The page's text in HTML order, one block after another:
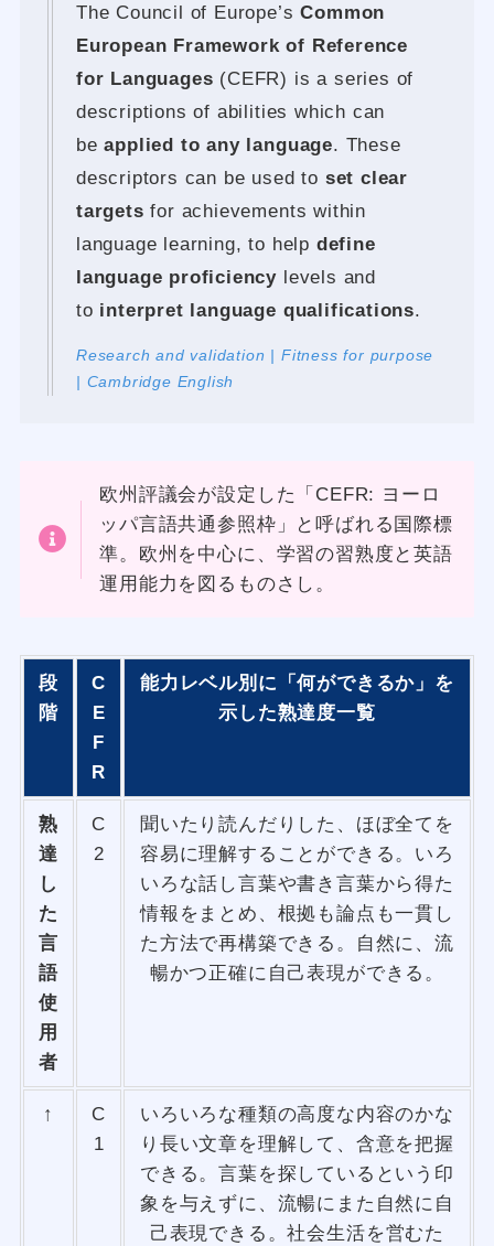
The Council of Europe’sCommon
European Framework of Reference
for Languages (CEFR) is a series of
descriptions of abilities which can
beapplied to any language. These
descriptors can be used to set clear
targets for achievements within
language learning, to help define
language proficiency levels and
to interpret language qualifications.
Research and validation | Fitness for purpose
| Cambridge English
欧州評議会が設定した「CEFR: ヨーロ
ッパ言語共通参照枠」と呼ばれる国際標
準。欧州を中心に、学習の習熟度と英語
運用能力を図るものさし。
段
階
C
E
F
R
能力レベル別に「何ができるか」を
示した熟達度一覧
熟
達
し
た
言
語
使
用
者
C
2
聞いたり読んだりした、ほぼ全てを
容易に理解することができる。いろ
いろな話し言葉や書き言葉から得た
情報をまとめ、根拠も論点も一貫し
た方法で再構築できる。自然に、流
暢かつ正確に自己表現ができる。
↑
C
1
いろいろな種類の高度な内容のかな
り長い文章を理解して、含意を把握
できる。言葉を探しているという印
象を与えずに、流暢にまた自然に自
己表現できる。社会生活を営むた